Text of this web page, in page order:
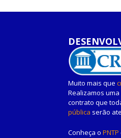
Muito mais que
Realizamos uma
contrato que
pública serão
Conheça o PNTP